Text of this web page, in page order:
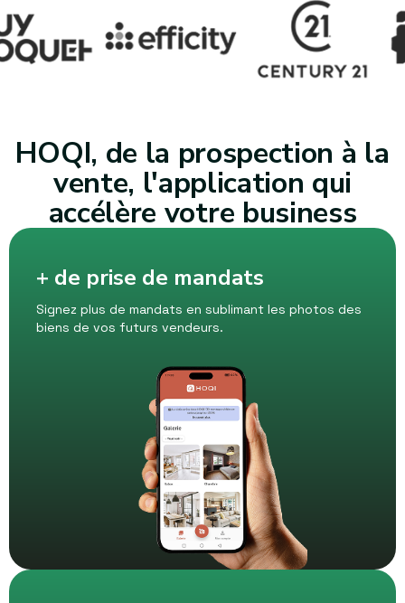
HOQI, de la prospection à la
vente, l'application qui
accélère votre business
+ de prise de mandats
Signez plus de mandats en sublimant les photos des
biens de vos futurs vendeurs.